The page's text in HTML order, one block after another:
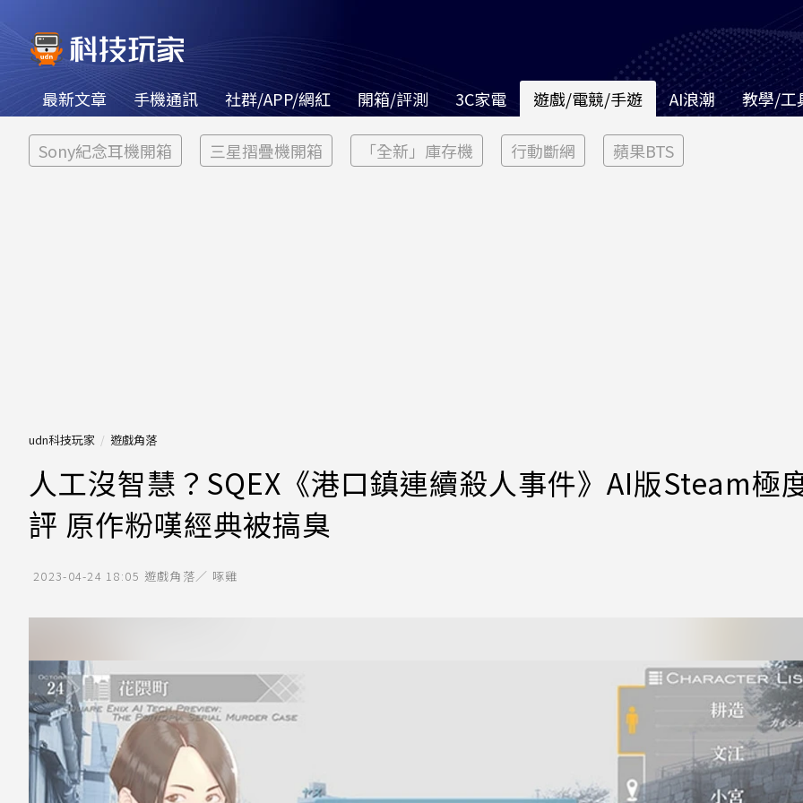
最新文章 手機通訊 社群/APP/網紅 開箱/評測 3C家電 遊戲/電競/手遊 AI浪潮 教學/工
Sony紀念耳機開箱 三星摺疊機開箱 「全新」庫存機 行動斷網 蘋果BTS
udn科技玩家 遊戲角落
人工沒智慧？SQEX《港口鎮連續殺人事件》AI版Steam極
評 原作粉嘆經典被搞臭
2023-04-24 18:05 遊戲角落／ 啄雞